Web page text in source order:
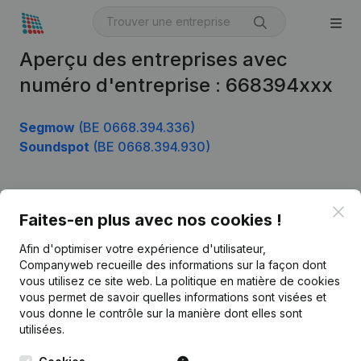
Aperçu des entreprises avec
numéro d'entreprise : 668394xxx
Segmow (BE 0668.394.336)
Soundspot (BE 0668.394.930)
Faites-en plus avec nos cookies !
Afin d'optimiser votre expérience d'utilisateur,
Companyweb recueille des informations sur la façon dont
vous utilisez ce site web. La politique en matière de cookies
vous permet de savoir quelles informations sont visées et
vous donne le contrôle sur la manière dont elles sont
utilisées.
Français
Kantorenpark Everest
248D,
Monitoring
Recherche internationale